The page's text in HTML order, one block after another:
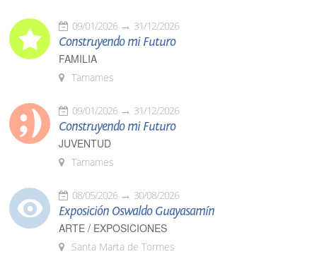
09/01/2026 31/12/2026
Construyendo mi Futuro
FAMILIA
Tamames
09/01/2026 31/12/2026
Construyendo mi Futuro
JUVENTUD
Tamames
08/05/2026 30/08/2026
Exposición Oswaldo Guayasamín
ARTE / EXPOSICIONES
Santa Marta de Tormes